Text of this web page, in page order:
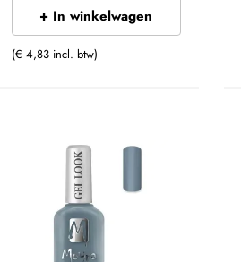
+ In winkelwagen
(€ 4,83 incl. btw)